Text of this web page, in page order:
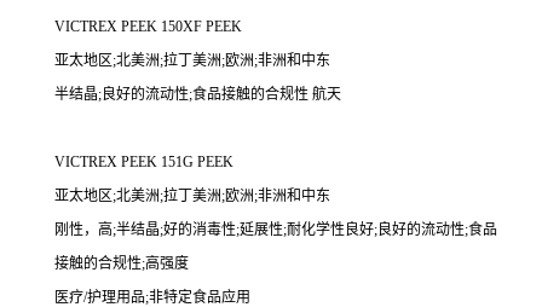
VICTREX PEEK 150XF PEEK
亚太地区;北美洲;拉丁美洲;欧洲;非洲和中东
半结晶;良好的流动性;食品接触的合规性 航天
VICTREX PEEK 151G PEEK
亚太地区;北美洲;拉丁美洲;欧洲;非洲和中东
刚性，高;半结晶;好的消毒性;延展性;耐化学性良好;良好的流动性;食品
接触的合规性;高强度
医疗/护理用品;非特定食品应用